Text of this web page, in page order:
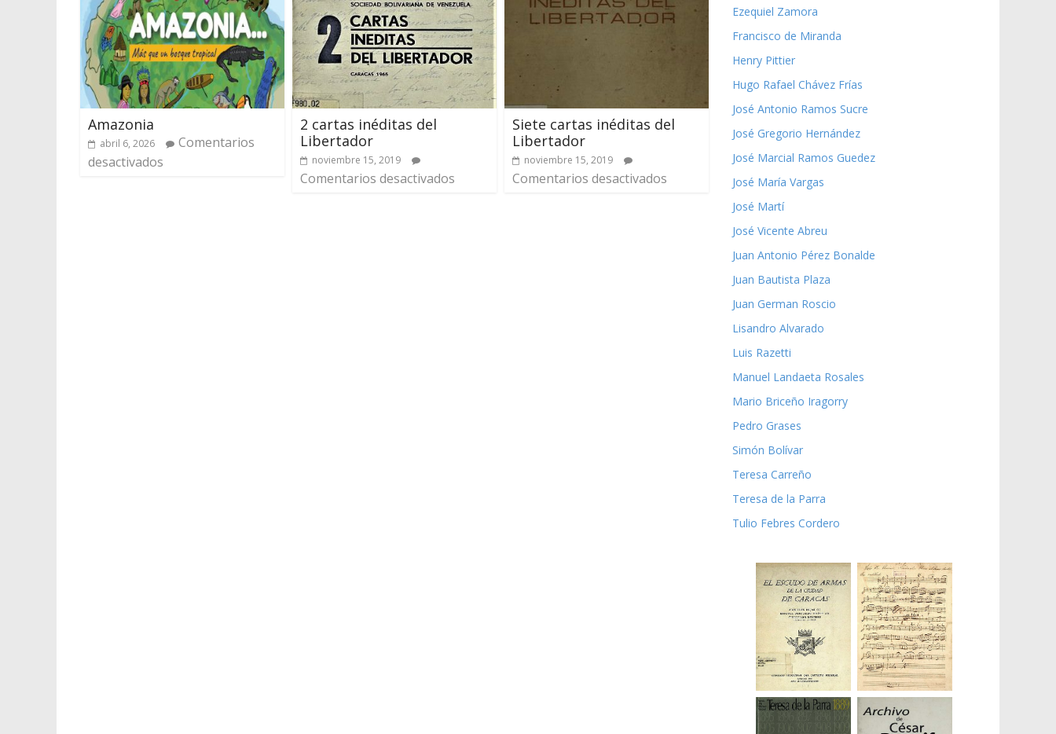
Amazonia
abril 6, 2026
Comentarios
desactivados
2 cartas inéditas del
Libertador
noviembre 15, 2019
Comentarios desactivados
Siete cartas inéditas del
Libertador
noviembre 15, 2019
Comentarios desactivados
Ezequiel Zamora
Francisco de Miranda
Henry Pittier
Hugo Rafael Chávez Frías
José Antonio Ramos Sucre
José Gregorio Hernández
José Marcial Ramos Guedez
José María Vargas
José Martí
José Vicente Abreu
Juan Antonio Pérez Bonalde
Juan Bautista Plaza
Juan German Roscio
Lisandro Alvarado
Luis Razetti
Manuel Landaeta Rosales
Mario Briceño Iragorry
Pedro Grases
Simón Bolívar
Teresa Carreño
Teresa de la Parra
Tulio Febres Cordero